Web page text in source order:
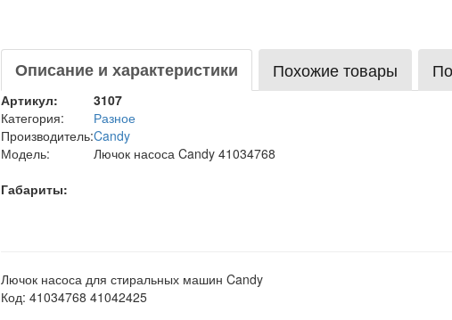
Описание и характеристики Похожие товары
Артикул:
3107
Категория:
Разное
Производитель:Candy
Модель:
Лючок насоса Candy 41034768
Габариты:
Лючок насоса для стиральных машин Candy
Код: 41034768 41042425